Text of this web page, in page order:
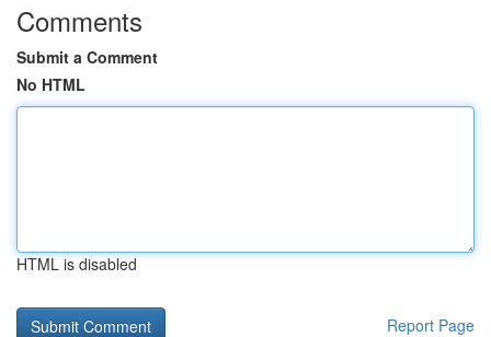
Comments
Submit a Comment
No HTML
HTML is disabled
Report Page